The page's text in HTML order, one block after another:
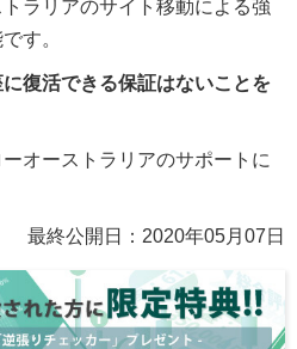
ラリアのサイト移動による強
す。
に復活できる保証はないことを
オーストラリアのサポートに
最終公開日： 2020年05月07日